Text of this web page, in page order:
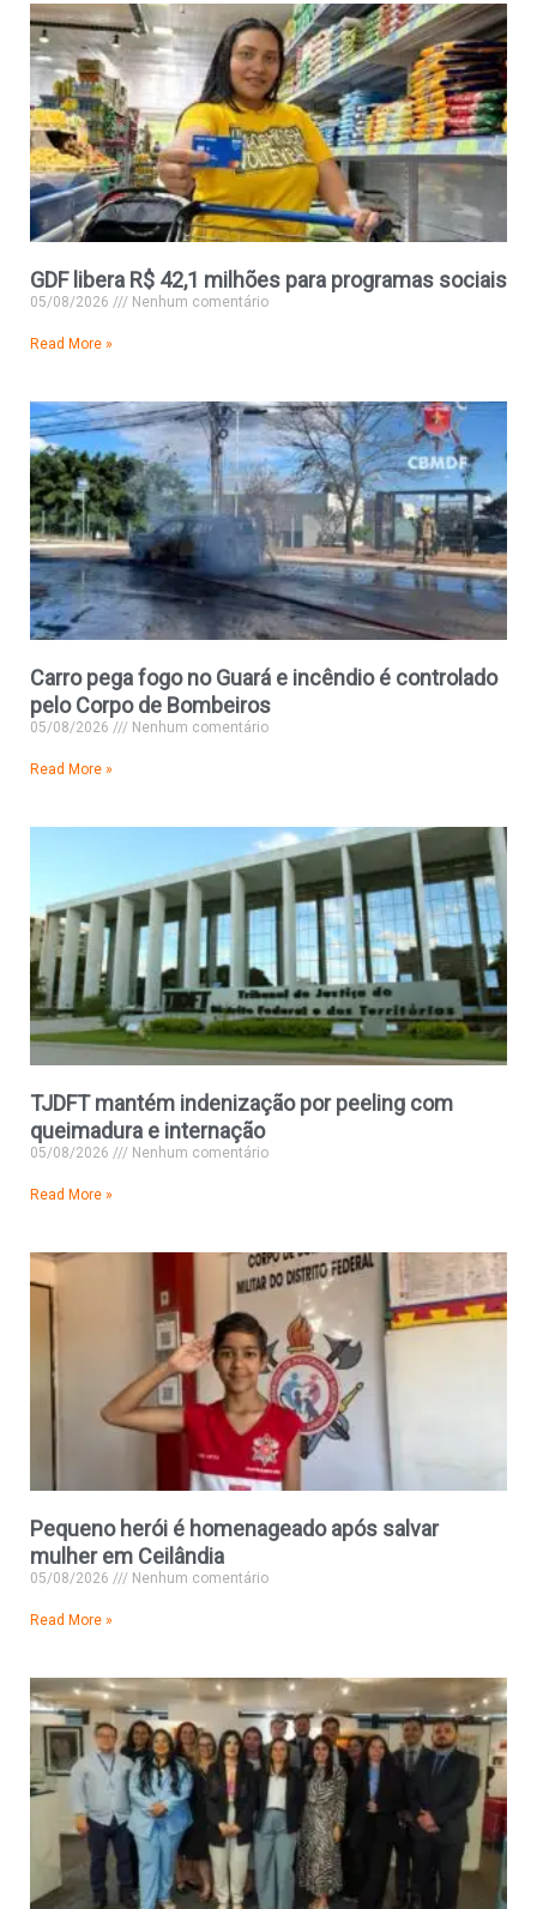
GDF libera R$ 42,1 milhões para programas sociais
05/08/2026 Nenhum comentário
Read More »
Carro pega fogo no Guará e incêndio é controlado
pelo Corpo de Bombeiros
05/08/2026 Nenhum comentário
Read More »
TJDFT mantém indenização por peeling com
queimadura e internação
05/08/2026 Nenhum comentário
Read More »
Pequeno herói é homenageado após salvar
mulher em Ceilândia
05/08/2026 Nenhum comentário
Read More »